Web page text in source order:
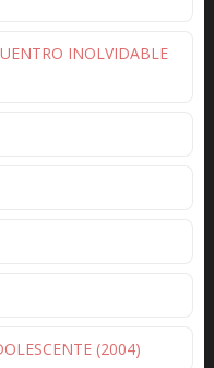
INOLVIDABLE
(2004)